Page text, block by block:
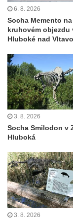
Socha vodníka
Socha
Třebušíně
Pamětní
Fischera na
května v
Pamětní
severně od
Huberta
Obrázek
východně od
Busta Jana
čp. 37 v
Socha ležícího
6. 8. 2026
Socha Memento na
kruhovém objezdu
Hluboké nad
3. 8. 2026
Socha Smilodon v
Hluboká
3. 8. 2026